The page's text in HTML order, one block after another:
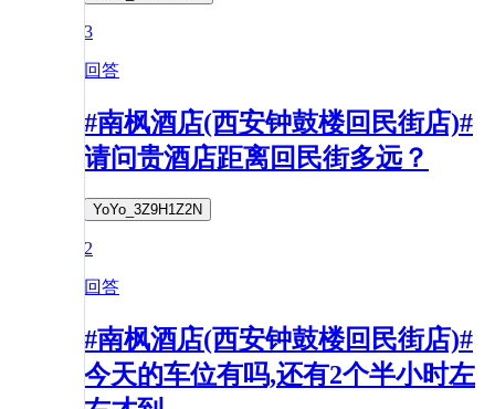
3
回答
#南枫酒店(西安钟鼓楼回民街店)#
请问贵酒店距离回民街多远？
YoYo_3Z9H1Z2N
2
回答
#南枫酒店(西安钟鼓楼回民街店)#
今天的车位有吗,还有2个半小时左